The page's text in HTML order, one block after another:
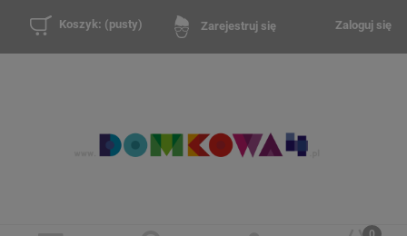
Zarejestruj się Zaloguj się
Koszyk: (pusty)